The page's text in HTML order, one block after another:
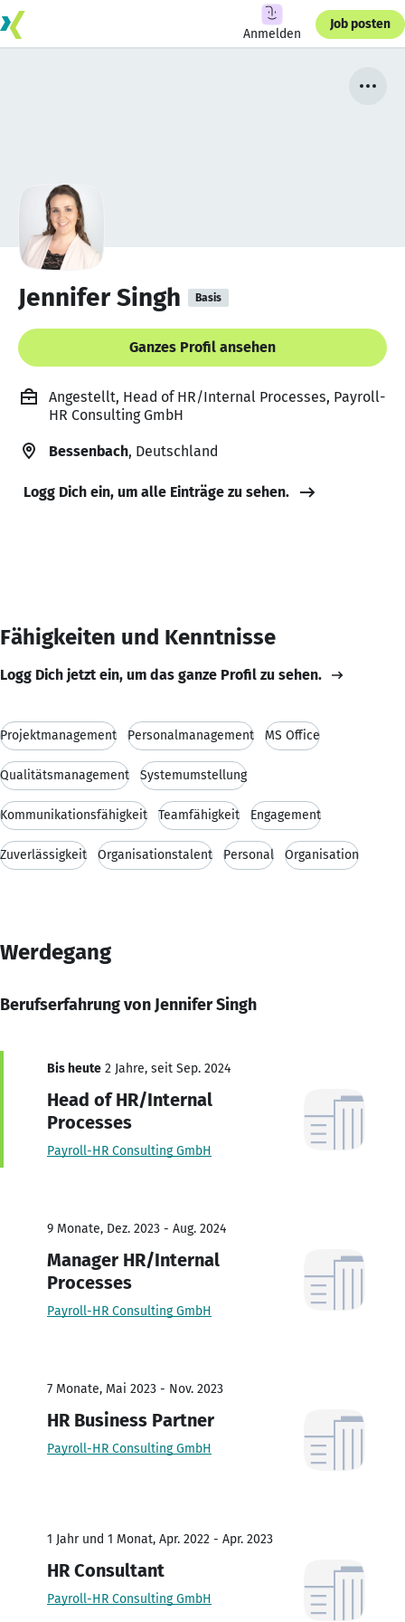
Anmelden
Job posten
Jennifer Singh Basis
Ganzes Profil ansehen
Angestellt, Head of HR/Internal Processes, Payroll-
HR Consulting GmbH
Bessenbach, Deutschland
Logg Dich ein, um alle Einträge zu sehen.
Fähigkeiten und Kenntnisse
Logg Dich jetzt ein, um das ganze Profil zu sehen.
Projektmanagement Personalmanagement MS Office
Qualitätsmanagement Systemumstellung
Kommunikationsfähigkeit Teamfähigkeit Engagement
Zuverlässigkeit Organisationstalent Personal Organisation
Werdegang
Berufserfahrung von Jennifer Singh
Bis heute 2 Jahre, seit Sep. 2024
Head of HR/Internal
Processes
Payroll-HR Consulting GmbH
9 Monate, Dez. 2023 - Aug. 2024
Manager HR/Internal
Processes
Payroll-HR Consulting GmbH
7 Monate, Mai 2023 - Nov. 2023
HR Business Partner
Payroll-HR Consulting GmbH
1 Jahr und 1 Monat, Apr. 2022 - Apr. 2023
HR Consultant
Payroll-HR Consulting GmbH